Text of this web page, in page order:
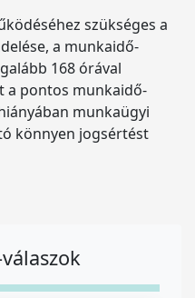
szükséges a
a munkaidő-
168 órával
a pontos munkaidő-
munkaügyi
könnyen jogsértést